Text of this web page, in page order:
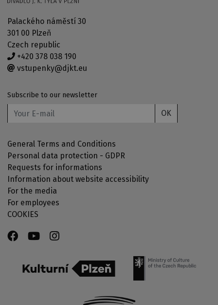
Palackého náměstí 30
301 00 Plzeň
Czech republic
+420 378 038 190
vstupenky@djkt.eu
Subscribe to our newsletter
OK
General Terms and Conditions
Personal data protection - GDPR
Requests for informations
Information about website accessibility
For the media
For employees
COOKIES